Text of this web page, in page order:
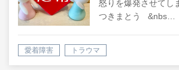
怒りを爆発させてし
つきまとう &nbs…
愛着障害 トラウマ